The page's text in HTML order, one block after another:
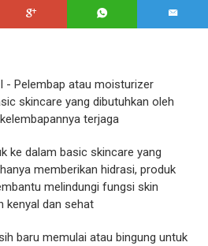
- Pelembap atau moisturizer
skincare yang dibutuhkan oleh
terjaga
ke dalam basic skincare yang
memberikan hidrasi, produk
melindungi fungsi skin
kenyal dan sehat
baru memulai atau bingung untuk